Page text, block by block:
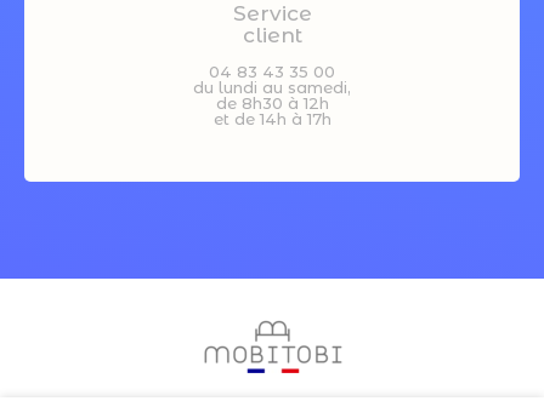
Service
client
04 83 43 35 00
du lundi au samedi,
de 8h30 à 12h
et de 14h à 17h